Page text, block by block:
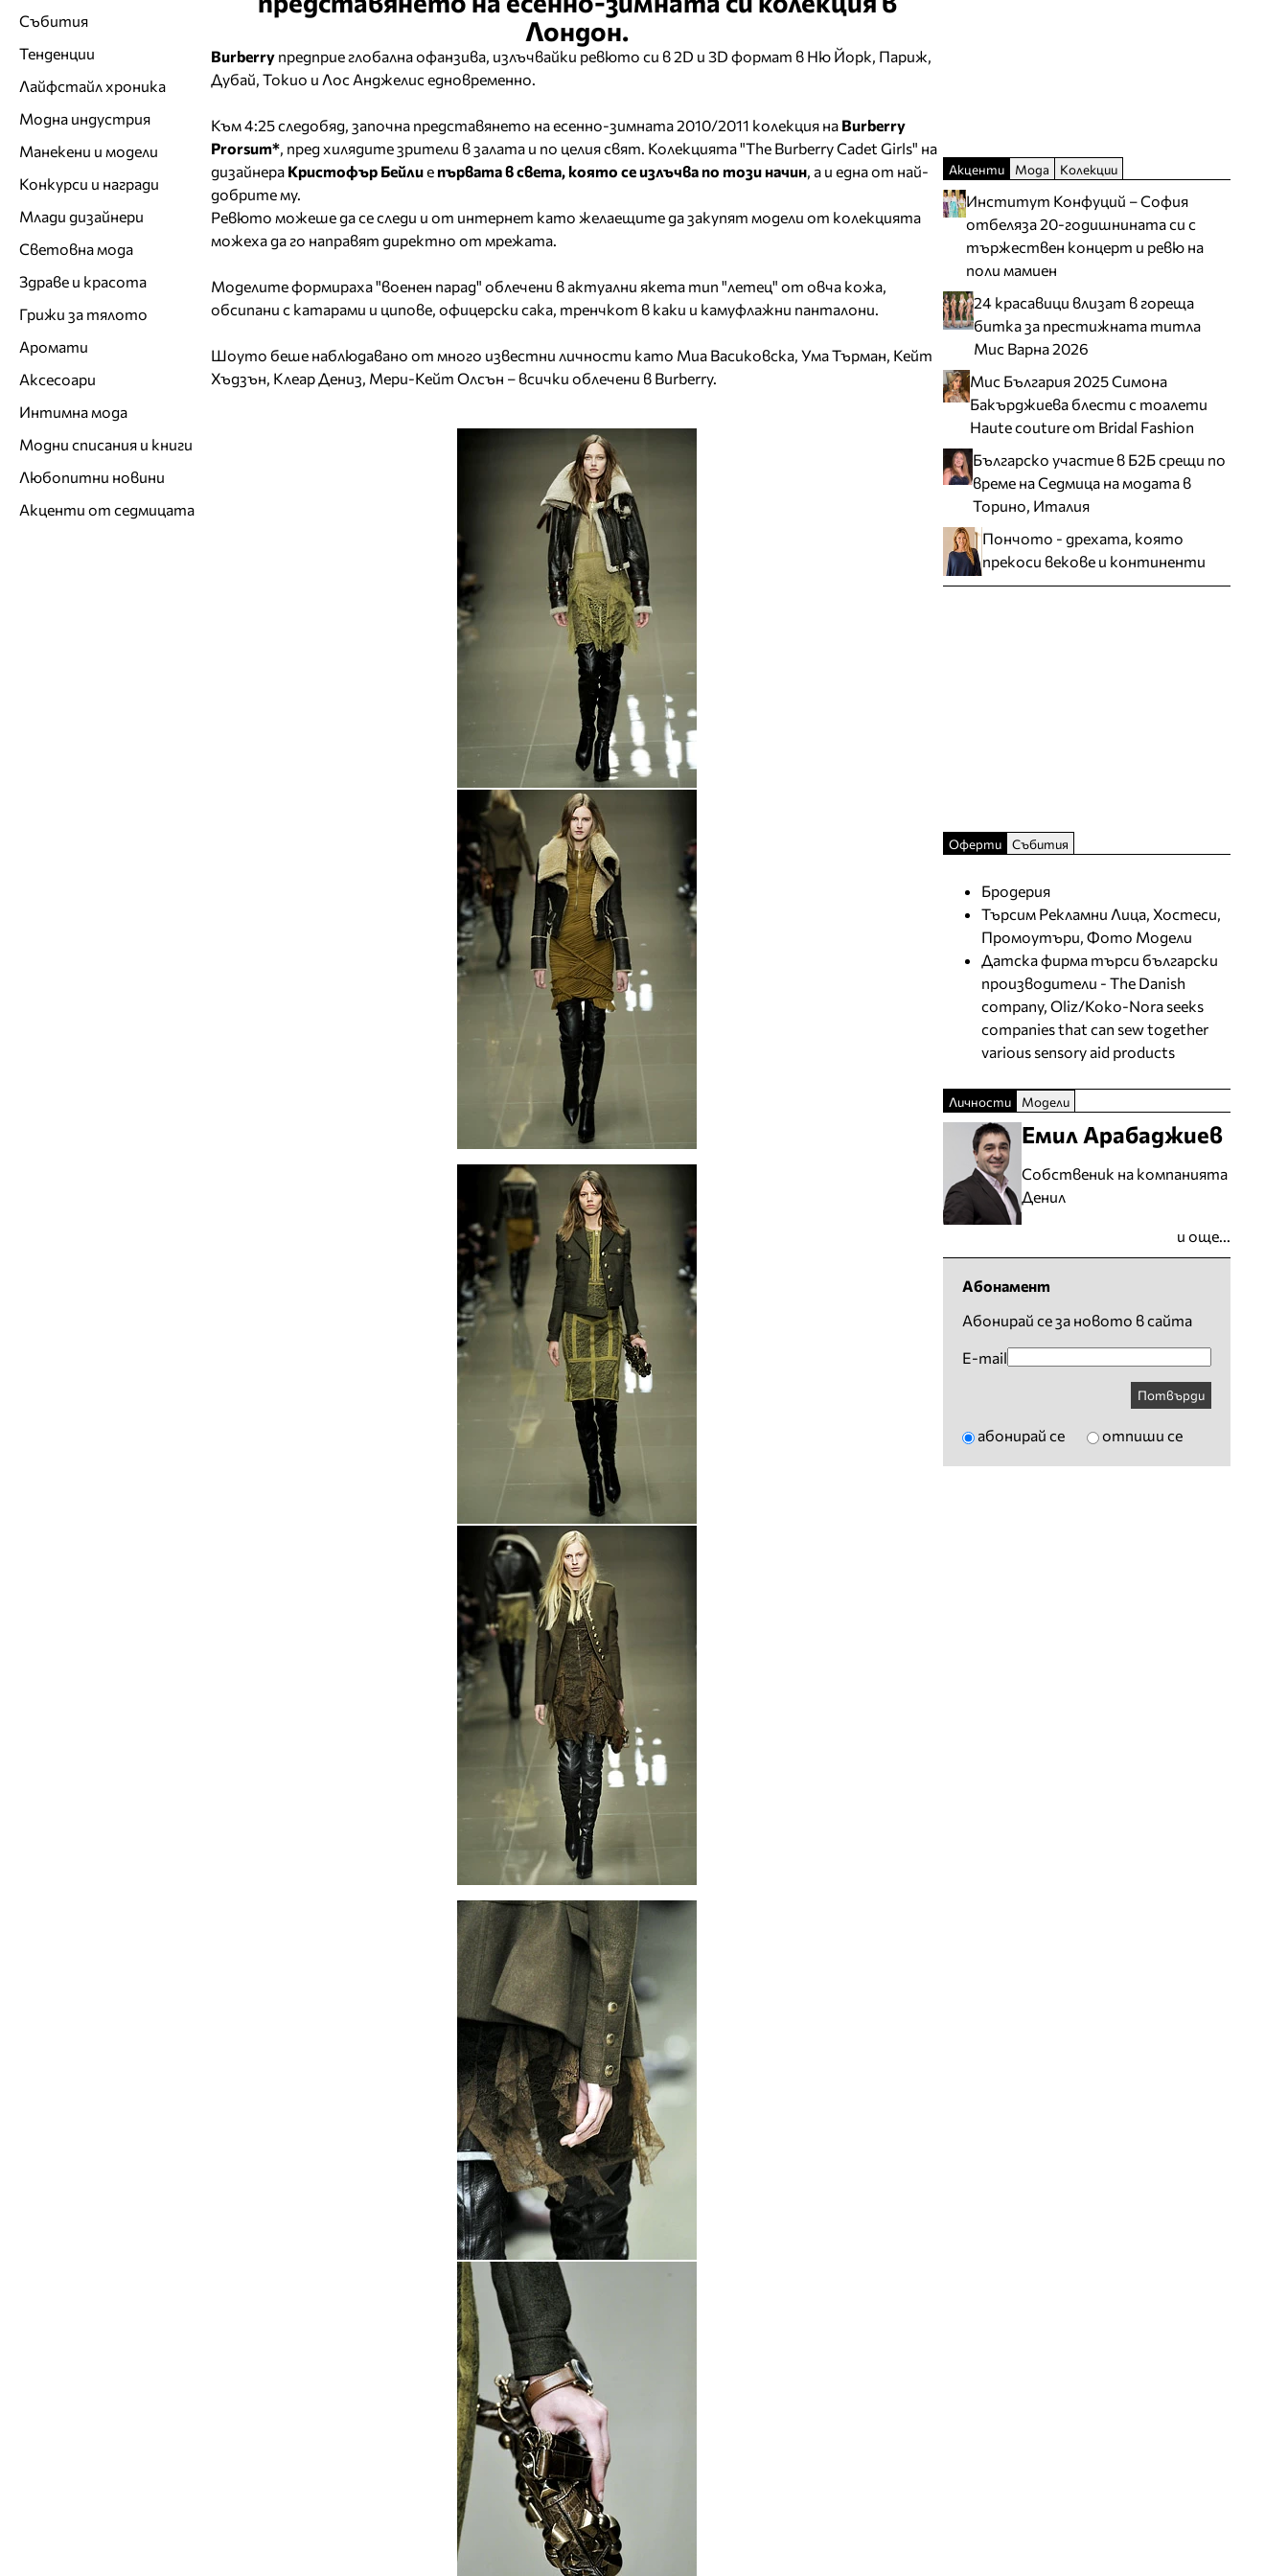
Лондон.
Burberry предприе глобална офанзива, излъчвайки ревюто си в 2D и 3D формат в Ню Йорк, Париж,
Дубай, Токио и Лос Анджелис едновременно.
Към 4:25 следобяд, започна представянето на есенно-зимната 2010/2011 колекция на Burberry
Prorsum* , пред хилядите зрители в залата и по целия свят. Колекцията "The Burberry Cadet Girls" на
дизайнера Кристофър Бейлие първата в света, която се излъчва по този начин , а и една от най-
добрите му.
Ревюто можеше да се следи и от интернет като желаещите да закупят модели от колекцията
можеха да го направят директно от мрежата.
Моделите формираха "военен парад" облечени в актуални якета тип "летец" от овча кожа,
обсипани с катарами и ципове, офицерски сака, тренчкот в каки и камуфлажни панталони.
Шоуто беше наблюдавано от много известни личности като Миа Васиковска, Ума Търман, Кейт
Хъдзън, Клеар Дениз, Мери-Кейт Олсън – всички облечени в Burberry.
Събития
Тенденции
Лайфстайл хроника
Модна индустрия
Манекени и модели
Конкурси и награди
Млади дизайнери
Световна мода
Здраве и красота
Грижи за тялото
Аромати
Аксесоари
Интимна мода
Модни списания и книги
Любопитни новини
Акценти от седмицата
Акценти Мода Колекции
Институт Конфуций – София
отбеляза 20-годишнината си с
тържествен концерт и ревю на
поли мамиен
24 красавици влизат в гореща
битка за престижната титла
Мис Варна 2026
Мис България 2025 Симона
Бакърджиева блести с тоалети
Haute couture от Bridal Fashion
Българско участие в Б2Б срещи по
време на Седмица на модата в
Торино, Италия
Пончото - дрехата, която
прекоси векове и континенти
Оферти Събития
Бродерия
Търсим Рекламни Лица, Хостеси,
Промоутъри, Фото Модели
Датска фирма търси български
производители - The Danish
company, Oliz/Koko-Nora seeks
companies that can sew together
various sensory aid products
Личности Модели
Емил Арабаджиев
Собственик на компанията
Денил
и още...
Абонамент
Абонирай се за новото в сайта
E-mail
Потвърди
абонирай се отпиши се